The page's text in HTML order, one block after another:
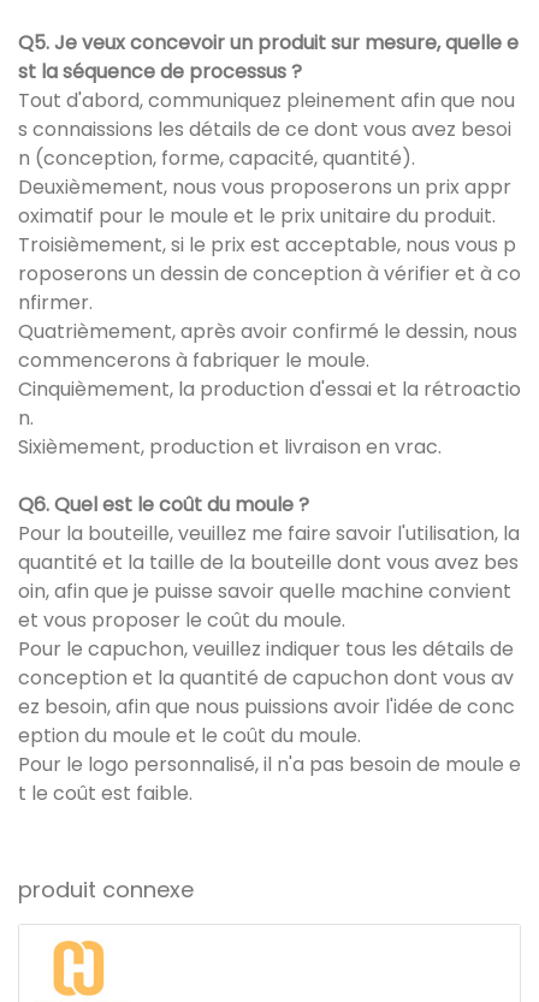
Q5. Je veux concevoir un produit sur mesure, quelle e
st la séquence de processus ?
Tout d'abord, communiquez pleinement afin que nou
s connaissions les détails de ce dont vous avez besoi
n (conception, forme, capacité, quantité).
Deuxièmement, nous vous proposerons un prix appr
oximatif pour le moule et le prix unitaire du produit.
Troisièmement, si le prix est acceptable, nous vous p
roposerons un dessin de conception à vérifier et à co
nfirmer.
Quatrièmement, après avoir confirmé le dessin, nous
commencerons à fabriquer le moule.
Cinquièmement, la production d'essai et la rétroactio
n.
Sixièmement, production et livraison en vrac.
Q6. Quel est le coût du moule ?
Pour la bouteille, veuillez me faire savoir l'utilisation, la
quantité et la taille de la bouteille dont vous avez bes
oin, afin que je puisse savoir quelle machine convient
et vous proposer le coût du moule.
Pour le capuchon, veuillez indiquer tous les détails de
conception et la quantité de capuchon dont vous av
ez besoin, afin que nous puissions avoir l'idée de conc
eption du moule et le coût du moule.
Pour le logo personnalisé, il n'a pas besoin de moule e
t le coût est faible.
produit connexe